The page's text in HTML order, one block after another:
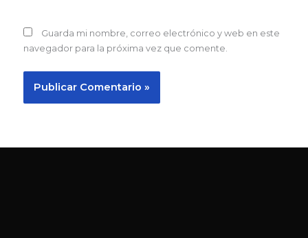
Guarda mi nombre, correo electrónico y web en este
navegador para la próxima vez que comente.